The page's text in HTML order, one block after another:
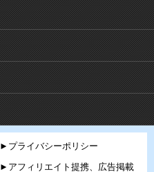
►プライバシーポリシー
►アフィリエイト提携、広告掲載